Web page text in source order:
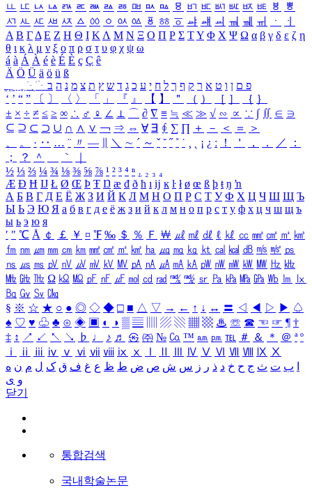
ㅥ ㅦ ㅧ ㅨ ㅩ ㅪ ㅫ ㅬ ㅭ ㅮ ㅯ ㅰ ㅱ ㅲ ㅳ ㅴ ㅵ ㅶ ㅷ ㅸ
ㅹ
ㅺ ㅻ ㅼ ㅽ ㅾ ㅿ ㆀ ㆁ ㆂ ㆃ ㆄ ㆅ ㆆ ㆇ ㆈ ㆉ ㆊ ㆋ ㆌ ㆍ
ㆎ
Α Β ΓΔ Ε Ζ Η Θ Ι ΚΛ Μ Ν Ξ Ο Π Ρ Σ ΤΥ Φ Χ Ψ Ω α β γ δ ε ζ η
θ ι κ λ μ ν ξ ο π ρ σ τ υ φ χ ψ ω
á à Á À é è É È ç Ç ê
Ä Ö Ü ä ö ü ß
ִֶֹ ֻּ ׁׂ פ ם ן ו ט א ר ק ף ך ל ח י ע כ ג ד ש ץ ת צ מ נ ה ב
‘ ’ “ ” 〔 〕 〈 〉 「 」 『 』 【 】 ＂ （ ） ［ ］ ｛ ｝
± × ÷ ≠ ≤ ≥ ∞ ∴ ♂ ♀ ∠ ⊥ ⌒ ∂ ∇ ≡ ≒ ≪ ≫ √ ∽ ∝ ∵ ∫ ∬ ∈ ∋
⊆ ⊇ ⊂ ⊃ ∪ ∩ ∧ ∨ ￢ ⇒ ⇔ ∀ ∃ ∮ ∑ ∏ ＋ － ＜ ＝
＞
、
。 · ‥ … ¨ 〃 ― ＼ ∼ ´ ～ ˇ ˘ ˝ ˚ ˙ ¸ ¡ ¿ ː ！ ＇ ， ． ／
：
；
？ ＾ ｀
½ ⅓ ⅔ ¼ ¾ ⅛ ⅜ ⅝ ⅞ ¹ ² ³ ⁴ ⁿ ₁ ₂ ₃ ₄
Æ Ð Ħ Ĳ Ł Ø Œ Þ Ŧ Ŋ æ đ ð ħ ı ĳ ĸ ŀ ł ø œ ß þ ŧ ŋ ŉ
А Б В Г Д Е Ё Ж З И Й К Л М Н О П Р С Т У Ф Х Ц Ч Ш Щ Ъ
Ы Ь Э Ю Я а б в г д е ё ж з и й к л м н о п р с т у ф х ц ч ш щ ъ
ы ь э ю я
′ ″ ℃ Å ￠ ￡ ￥ ¤ ℉ ‰ ＄ ％ Ｆ ￦ ㎕ ㎖ ㎗ ℓ ㎘ ㏄ ㎣ ㎤ ㎥ ㎦
㎙ ㎚ ㎛ ㎜ ㎝ ㎞ ㎟ ㎠ ㎡ ㎢ ㏊ ㎍ ㎎ ㎏ ㏏ ㎈ ㎉ ㏈ ㎧ ㎨ ㎰
㎱ ㎲ ㎳ ㎴ ㎵ ㎶ ㎷ ㎸ ㎹ ㎀ ㎁ ㎂ ㎃ ㎄ ㎺ ㎻ ㎽ ㎾ ㎿ ㎐ ㎑
㎒ ㎓ ㎔ Ω ㏀ ㏁ ㎊ ㎋ ㎌ ㏖ ㏅ ㎭ ㎮ ㎯ ㏛ ㎩ ㎪ ㎫ ㎬ ㏝ ㏐
㏓
㏃ ㏉ ㏜ ㏆
§ ※ ☆ ★ ○ ● ◎ ◇ ◆ □ ■ △ ▽ → ← ↑ ↓ ↔ 〓 ◁ ◀ ▷ ▶ ♤
♠ ♡ ♥ ♧ ♣ ⊙ ◈ ▣ ◐ ◑ ▒ ▤ ▨ ▧ ▦ ▩ ♨ ☏ ☎ ☜ ☞ ¶ †
‡ ↕ ↗ ↙ ↖ ↘ ♭ ♩ ♪ ♬ ㉿ ㈜ № ㏇ ™ ㏂ ㏘ ℡ ＃ ＆ ＊ ＠ ª º
ⅰ
ⅱ ⅲ ⅳ ⅴ ⅵ ⅶ ⅷ ⅸ ⅹ Ⅳ Ⅴ Ⅵ Ⅶ Ⅷ Ⅸ Ⅹ
ب ت ث ج ح خ د ذ ر ز س ش ص ض ط ظ ع غ ف ق ک ل م ن ه
و ی
닫기
통합검색
국내학술논문